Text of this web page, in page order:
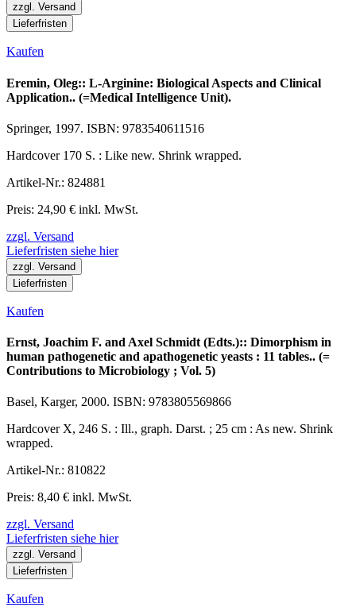
zzgl. Versand
Lieferfristen
Kaufen
Eremin, Oleg:: L-Arginine: Biological Aspects and Clinical
Application.. (=Medical Intelligence Unit).
Springer, 1997. ISBN: 9783540611516
Hardcover 170 S. : Like new. Shrink wrapped.
Artikel-Nr.: 824881
Preis: 24,90 € inkl. MwSt.
zzgl. Versand
Lieferfristen siehe hier
zzgl. Versand
Lieferfristen
Kaufen
Ernst, Joachim F. and Axel Schmidt (Edts.):: Dimorphism in
human pathogenetic and apathogenetic yeasts : 11 tables.. (=
Contributions to Microbiology ; Vol. 5)
Basel, Karger, 2000. ISBN: 9783805569866
Hardcover X, 246 S. : Ill., graph. Darst. ; 25 cm : As new. Shrink
wrapped.
Artikel-Nr.: 810822
Preis: 8,40 € inkl. MwSt.
zzgl. Versand
Lieferfristen siehe hier
zzgl. Versand
Lieferfristen
Kaufen